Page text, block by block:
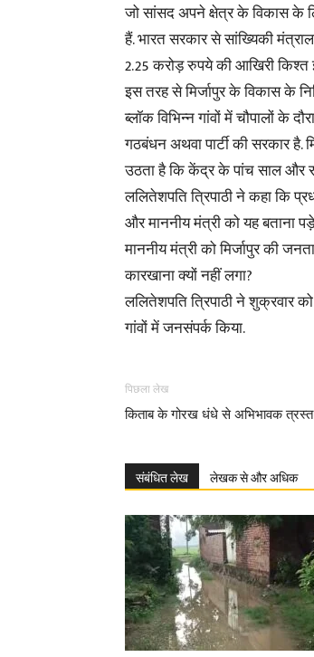
जो सांसद अपने क्षेत्र के विकास के
हैं. भारत सरकार से सांख्यिकी
2.25 करोड़ रुपये की आखिरी किश्त
इस तरह से मिर्जापुर के विकास के
ब्लॉक विभिन्न गांवों में चौपालों के
गठबंधन अथवा पार्टी की सरकार
उठता है कि केंद्र के पांच साल और
ललितेशपति त्रिपाठी ने कहा कि
और माननीय मंत्री को यह बताना
माननीय मंत्री को मिर्जापुर की
कारखाना क्यों नहीं लगा?
ललितेशपति त्रिपाठी ने शुक्रवार
गांवों में जनसंपर्क किया.
पिछला लेख
किताब के गोरख धंधे से अभिभावक
संबंधित लेख लेखक से और अधिक